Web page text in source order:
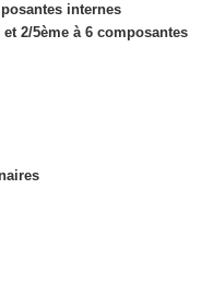
internes
2/5ème à 6 composantes